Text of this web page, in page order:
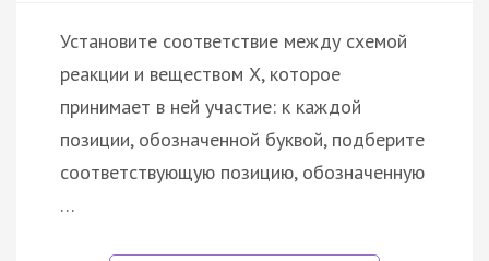
Установите соответствие между схемой
реакции и веществом X, которое
принимает в ней участие: к каждой
позиции, обозначенной буквой, подберите
соответствующую позицию, обозначенную
…